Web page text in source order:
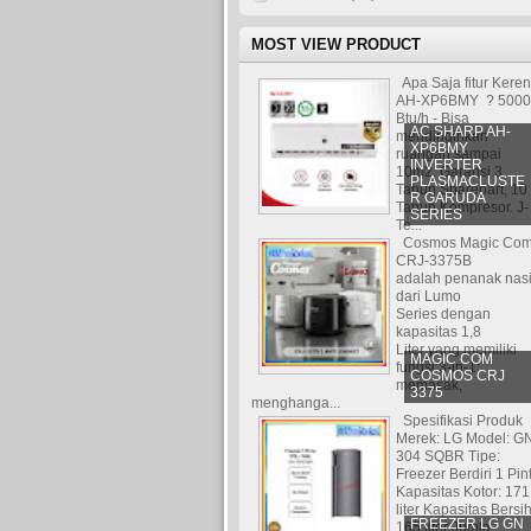
MOST VIEW PRODUCT
AC SHARP AH-
XP6BMY
INVERTER
PLASMACLUSTE
R GARUDA
SERIES
Apa Saja fitur Keren
AH-XP6BMY ? 5000
Btu/h - Bisa
mendinginkan
ruangan sampai
10m2. Garansi 3
Tahun Sparepart, 10
Tahun Kompresor. J-
Te...
MAGIC COM
COSMOS CRJ
3375
Cosmos Magic
CRJ-3375B
adalah penanak nasi
dari Lumo
Series dengan
kapasitas 1,8
Liter yang memiliki
fungsi 3-in-1:
memasak,
menghanga...
FREEZER LG GN
Spesifikasi Produk
Merek: LG Model: GN
304 SQBR Tipe:
Freezer Berdiri 1
Kapasitas Kotor: 171
liter Kapasitas
165 liter Jumla...